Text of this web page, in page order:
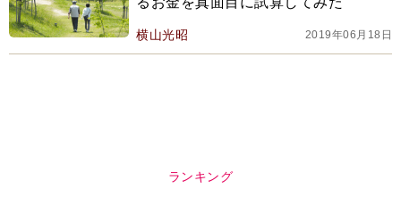
横山光昭 2019年06月18日